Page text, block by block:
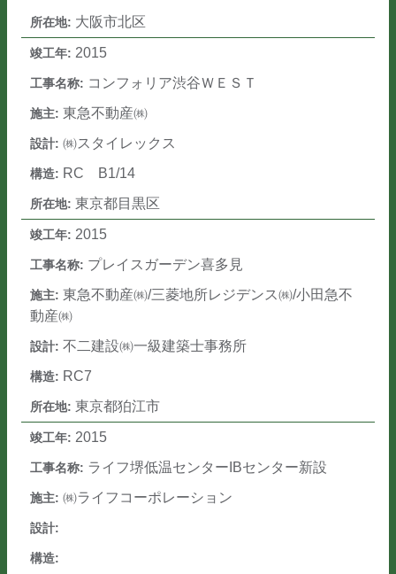
大阪市北区
2015
コンフォリア渋谷ＷＥＳＴ
東急不動産㈱
㈱スタイレックス
RC B1/14
東京都目黒区
2015
プレイスガーデン喜多見
東急不動産㈱/三菱地所レジデンス㈱/小田急不
動産㈱
不二建設㈱一級建築士事務所
RC7
東京都狛江市
2015
ライフ堺低温センターIBセンター新設
㈱ライフコーポレーション